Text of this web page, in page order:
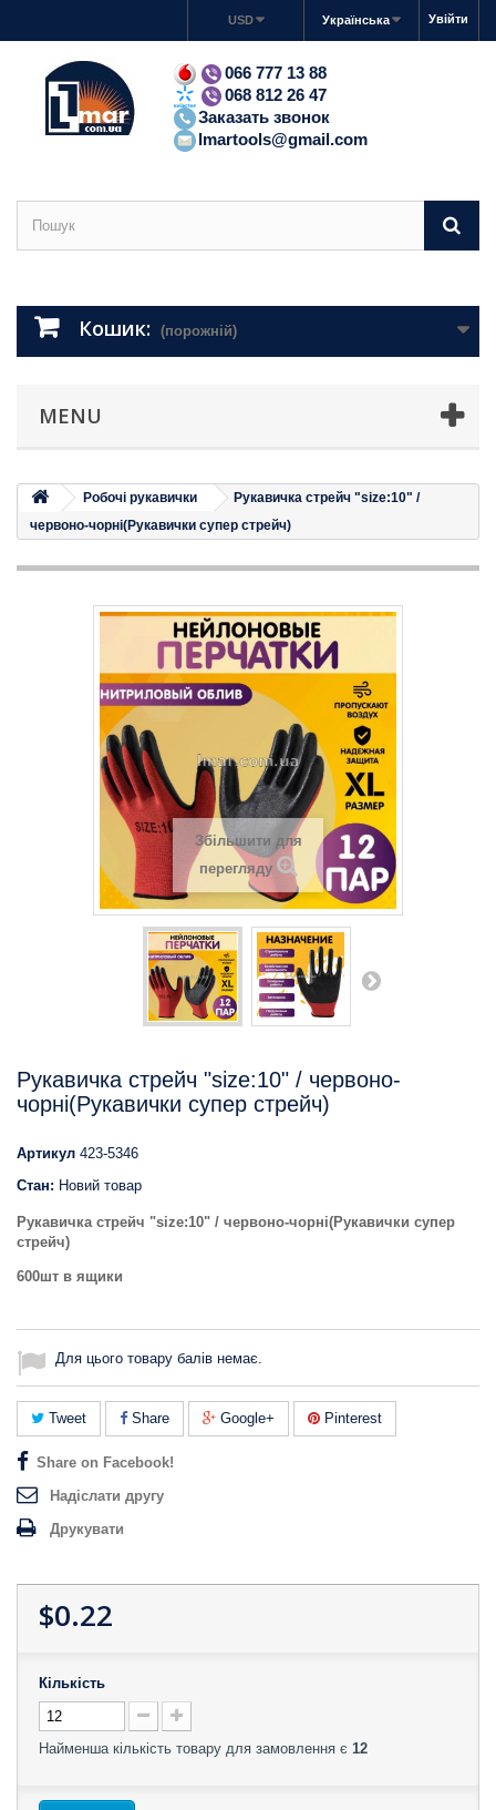
Увійти
Українська
USD
066 777 13 88
068 812 26 47
Заказать звонок
lmartools@gmail.com
Кошик: (порожній)
MENU
Робочі рукавички
Рукавичка стрейч "size:10" /
червоно-чорні(Рукавички супер стрейч)
Збільшити для
перегляду
Рукавичка стрейч "size:10" / червоно-
чорні(Рукавички супер стрейч)
Артикул 423-5346
Стан: Новий товар
Рукавичка стрейч "size:10" / червоно-чорні(Рукавички супер
стрейч)
600шт в ящики
Для цього товару балів немає.
Tweet Share Google+ Pinterest
Share on Facebook!
Надіслати другу
Друкувати
$0.22
Кількість
Найменша кількість товару для замовлення є 12